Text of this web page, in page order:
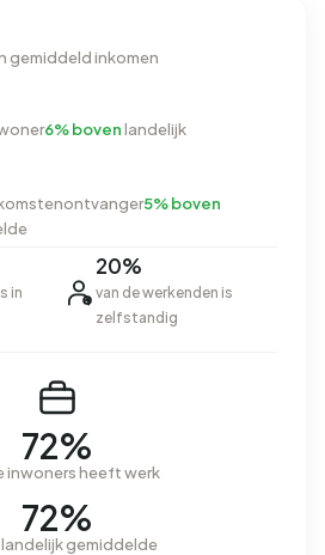
gemiddeld inkomen
6% bovenlandelijk
5% boven
in
20%
van de werkenden is
zelfstandig
72%
inwoners heeft werk
72%
gemiddelde